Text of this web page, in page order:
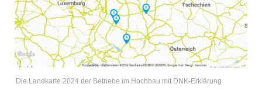
Die Landkarte 2024 der Betriebe im Hochbau mit DNK-Erklärung